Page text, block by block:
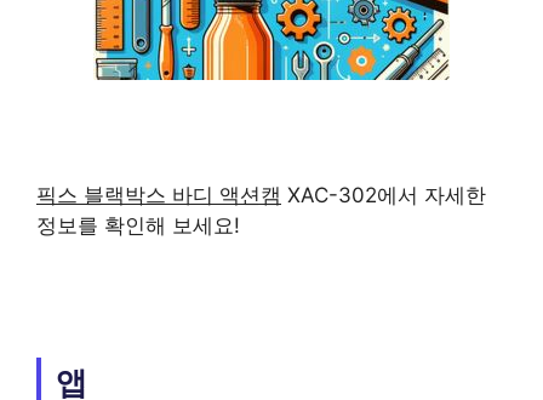
픽스 블랙박스 바디 액션캠 XAC-302에서 자세한
정보를 확인해 보세요!
앱